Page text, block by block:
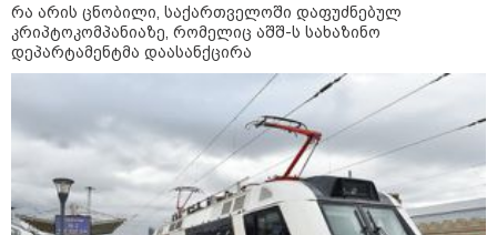
12:46 / 07-08-2026
ოკუპირებულ აფხაზეთში საწვავის
დეფიციტია, კილომეტრიანი რიგები და
შეზღუდვა საწვავის ჩასხმაზე - რა
ინფორმაციას აქვეყნებს "დემოკრატიის
კვლევის ინსტიტუტი“
რა არის ცნობილი, საქართველოში დაფუძნებულ
კრიპტოკომპანიაზე, რომელიც აშშ-ს სახაზინო
დეპარტამენტმა დაასანქცირა